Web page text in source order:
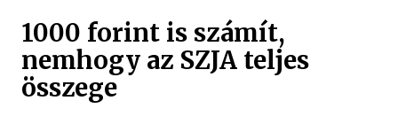
1000 forint is számít,
nemhogy az SZJA teljes
összege